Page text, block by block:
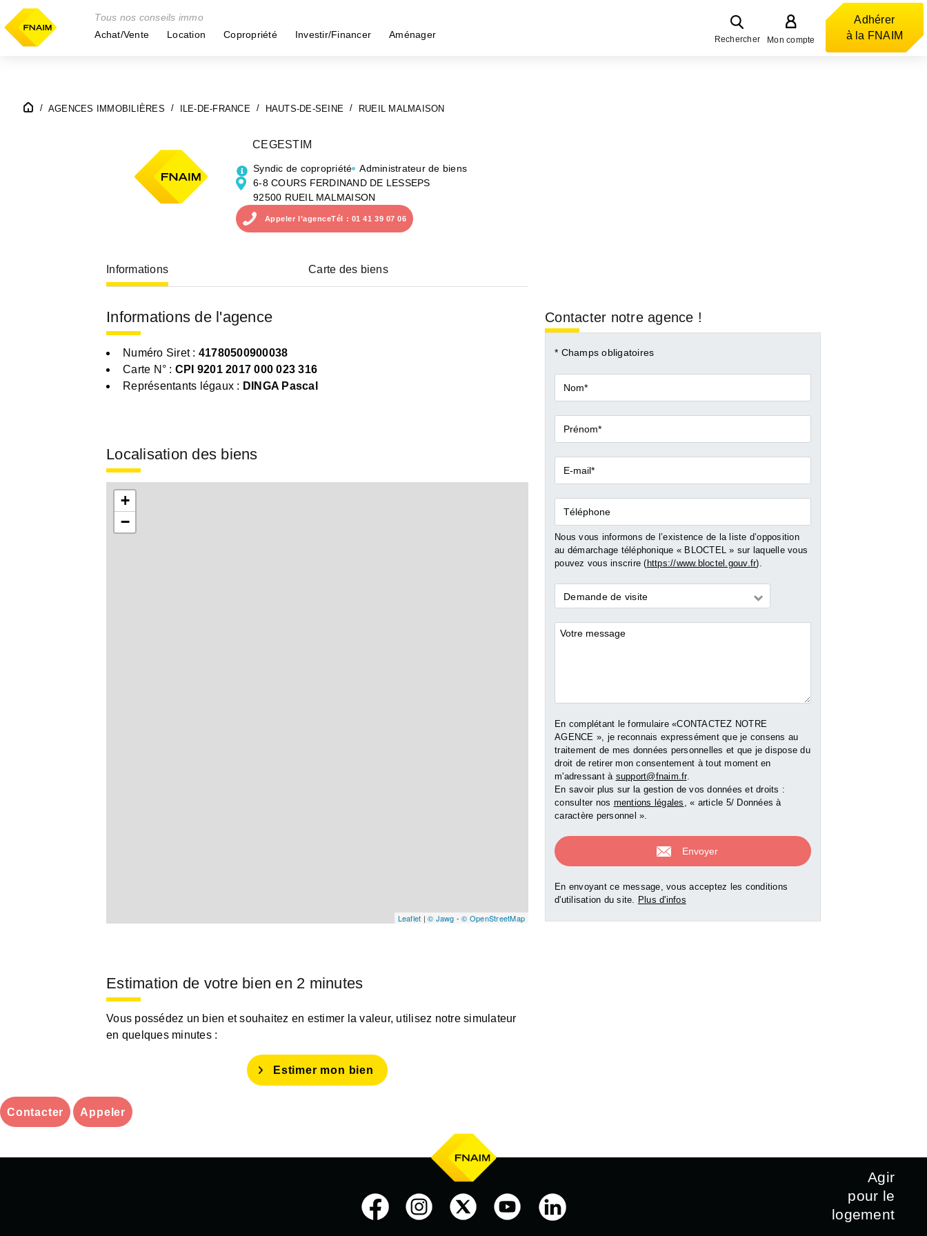
Tous nos conseils immo
Achat/Vente
Location Copropriété Investir/Financer Aménager Rechercher Mon compte
Adhérer
à la FNAIM
AGENCES IMMOBILIÈRES ILE-DE-FRANCE HAUTS-DE-SEINE RUEIL MALMAISON
CEGESTIM
Syndic de copropriété
Administrateur de biens
6-8 COURS FERDINAND DE LESSEPS
92500 RUEIL MALMAISON
Appeler l’agenceTél : 01 41 39 07 06
Informations Carte des biens
Informations de l'agence
Numéro Siret : 41780500900038
Carte N° : CPI 9201 2017 000 023 316
Représentants légaux : DINGA Pascal
Localisation des biens
+
−
Leaflet | © Jawg -© OpenStreetMap
Estimation de votre bien en 2 minutes
Vous possédez un bien et souhaitez en estimer la valeur, utilisez notre simulateur
en quelques minutes :
Estimer mon bien
Contacter notre agence !
* Champs obligatoires
Nom*
Prénom*
E-
mail*
Téléphone
Nous vous informons de l’existence de la liste d’opposition
au démarchage téléphonique « BLOCTEL » sur laquelle vous
pouvez vous inscrire (https://www.bloctel.gouv.fr).
Demande
*
Demande de visite
Commentaires
En complétant le formulaire «CONTACTEZ NOTRE
AGENCE », je reconnais expressément que je consens au
traitement de mes données personnelles et que je dispose du
droit de retirer mon consentement à tout moment en
m'adressant à support@fnaim.fr.
En savoir plus sur la gestion de vos données et droits :
consulter nos mentions légales , « article 5/ Données à
caractère personnel ».
En envoyant ce message, vous acceptez les conditions
d'utilisation du site. Plus d'infos
Contacter Appeler
Agir
pour le
logement